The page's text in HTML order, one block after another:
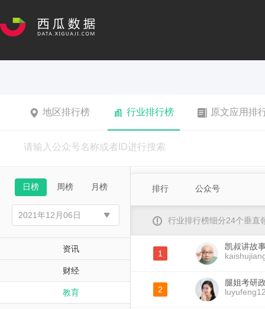
地区排行榜 行业排行榜 原文应用排
日榜 周榜 月榜
资讯
财经
教育
排行 公众号
行业排行榜细分24个垂直
1
凯叔讲故
2
腿姐考研